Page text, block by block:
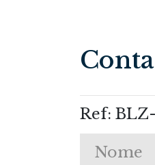
Ref: BLZ-